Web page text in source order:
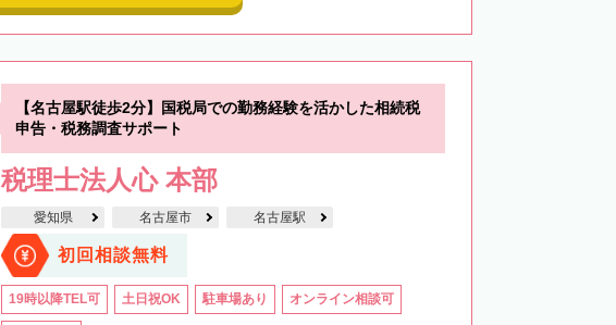
【名古屋駅徒歩2分】国税局での勤務経験を活かした相続税
申告・税務調査サポート
税理士法人心 本部
愛知県 名古屋市 名古屋駅
初回相談無料
19時以降TEL可 土日祝OK 駐車場あり オンライン相談可